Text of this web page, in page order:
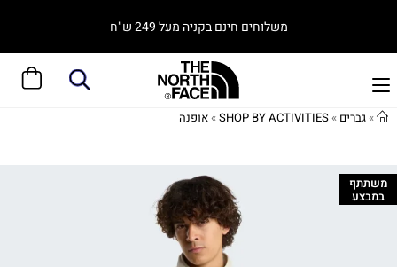
משלוחים חינם בקניה מעל 249 ש"ח
»גברים »
SHOP BY ACTIVITIES
»אופנה
משתתף
במבצע